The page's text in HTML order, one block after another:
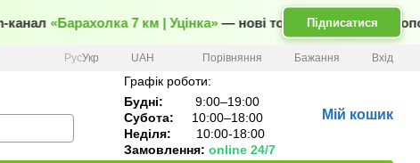
«Барахолка 7 км | Уцінка»— нові товари та вигідні
Підписатися
РусУкр UAH Порівняння Бажання Вхід
Графік роботи:
Будні: 9:00–19:00
Субота: 10:00–18:00
Неділя: 10:00-18:00
Замовлення: online 24/7
Мій кошик